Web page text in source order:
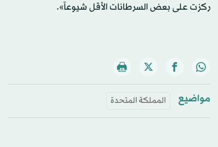
ركزت على بعض السرطانات الأقل شيوعاً».
مواضيع المملكة المتحدة